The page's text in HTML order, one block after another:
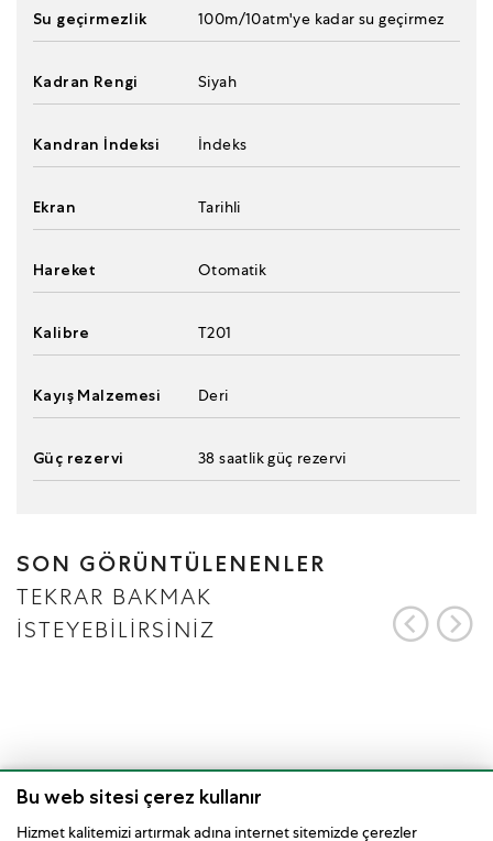
Su geçirmezlik 100m/10atm'ye kadar su geçirmez
Kadran Rengi Siyah
Kandran İndeksi İndeks
Ekran Tarihli
Hareket Otomatik
Kalibre T201
Kayış Malzemesi Deri
Güç rezervi 38 saatlik güç rezervi
SON GÖRÜNTÜLENENLER
TEKRAR BAKMAK
İSTEYEBİLİRSİNİZ
Bu web sitesi çerez kullanır
Hizmet kalitemizi artırmak adına internet sitemizde çerezler